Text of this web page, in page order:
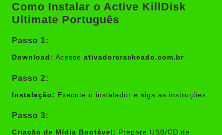
Como Instalar o Active KillDisk
Ultimate Português
Passo 1:
Download: Acesse ativadorcrackeado.com.br
Passo 2:
Instalação: Execute o instalador e siga as instruções
Passo 3:
Criação de Mídia Bootável: Prepare USB/CD de